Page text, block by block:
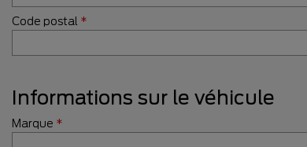
Code postal *
Informations sur le véhicule
Marque *